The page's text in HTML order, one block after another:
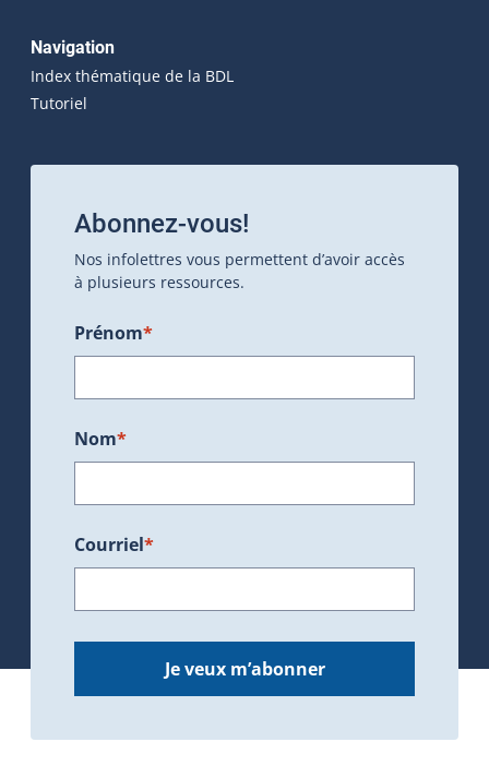
Navigation
Index thématique de la BDL
Tutoriel
Abonnez-vous!
Nos infolettres vous permettent d’avoir accès
à plusieurs ressources.
Prénom*
Nom*
Courriel*
Je veux m’abonner